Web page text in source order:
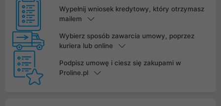
Wypełnij wniosek kredytowy, który otrzymasz
mailem
Wybierz sposób zawarcia umowy, poprzez
kuriera lub online
Podpisz umowę i ciesz się zakupami w
Proline.pl